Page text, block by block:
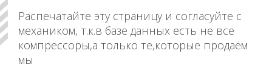
Распечатайте эту страницу и согласуйте с
механиком, т.к.в базе данных есть не все
компрессоры,а только те,которые продаём
мы